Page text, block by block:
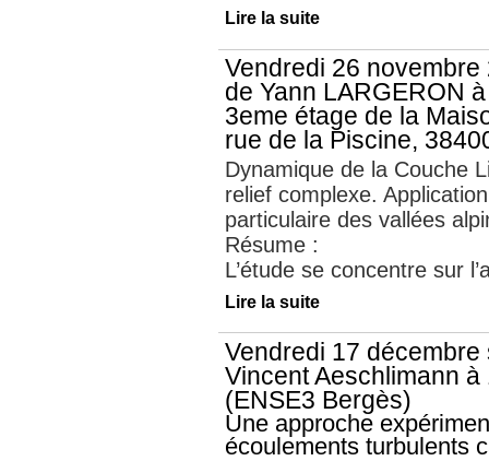
Lire la suite
Vendredi 26
de Yann LARGERON
3eme étage de la
rue de la Piscine,
Dynamique de la Couche
relief complexe.
particulaire des vallées
Résume :
L’étude se concentre sur
Lire la suite
Vendredi 17
Vincent Aeschlimann
(ENSE3 Bergès)
Une approche
écoulements turbulents